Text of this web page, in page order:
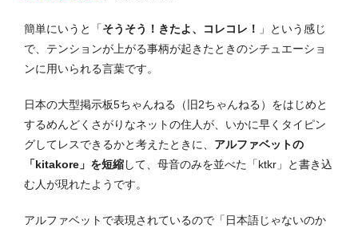
簡単にいうと「そうそう！きたよ、コレコレ！
」という感じ
で、テンションが上がる事柄が起きたときのシチュエーショ
ンに用いられる言葉です。
日本の大型掲示板5ちゃんねる（旧2ちゃんねる）をはじめと
するめんどくさがりなネットの住人が、いかに早くタイピン
グしてレスできるかと考えたときに、 アルファベットの
「kitakore」を短縮して、母音のみを並べた「ktkr」と書き込
む人が現れたようです。
アルファベットで表現されているので「日本語じゃないのか